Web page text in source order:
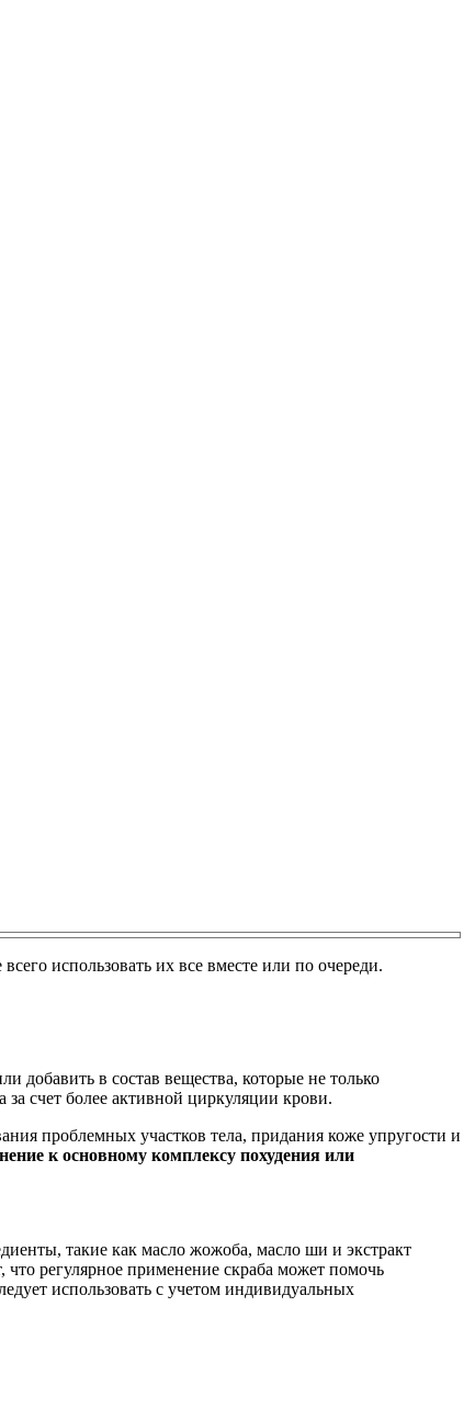
использовать их все вместе или по очереди.
добавить в состав вещества, которые не только
счет более активной циркуляции крови.
проблемных участков тела, придания коже упругости и
к основному комплексу похудения или
такие как масло жожоба, масло ши и экстракт
регулярное применение скраба может помочь
использовать с учетом индивидуальных